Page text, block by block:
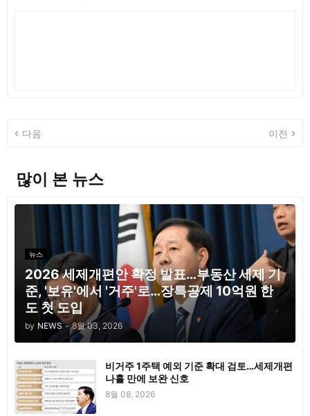
다음 이전
많이 본 뉴스
뉴스
2026 세제개편안 확정 발표…부동산 세제 기
준, '보유'에서 '거주'로…장특공제 10억원 한
도 첫 도입
by NEWS - 8월 03, 2026
비거주 1주택 예외 기준 확대 검토…세제개편
나흘 만에 보완 신호
8월 08, 2026